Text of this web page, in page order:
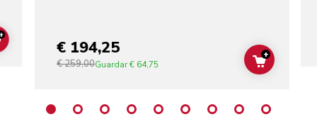
ADD TO CART€ 194,25
€ 259,00Guardar€ 64,75 ADD TO
+